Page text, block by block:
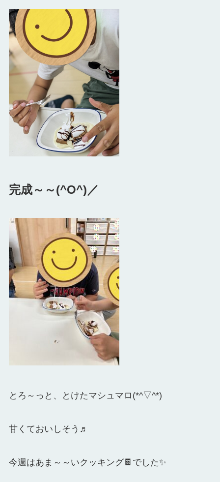
完成～～(^O^)／
とろ～っと、とけたマシュマロ(*^▽^*)
甘くておいしそう♬
今週はあま～～いクッキング🍫でした✨